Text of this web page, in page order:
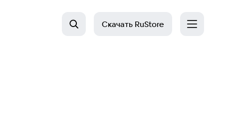
Скачать RuStore